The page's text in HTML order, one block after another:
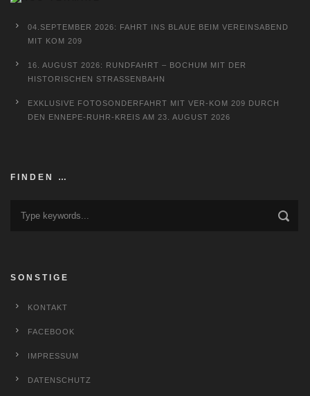
04.SEPTEMBER 2026: FAHRT INS BLAUE BEIM VEREINSABEND
MIT KOM 209
16. AUGUST 2026: RUNDFAHRT – BOCHUM MIT DER
HISTORISCHEN STRASSENBAHN
EXKLUSIVE FOTOSONDERFAHRT MIT VER-KOM 209 DURCH
DEN ENNEPE-RUHR-KREIS AM 23. AUGUST 2026
FINDEN …
SONSTIGE
KONTAKT
FACEBOOK
IMPRESSUM
DATENSCHUTZ